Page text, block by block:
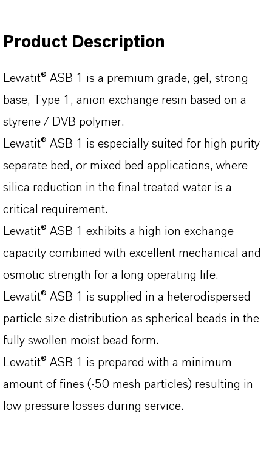
Product Description
Lewatit® ASB 1 is a premium grade, gel, strong
base, Type 1, anion exchange resin based on a
styrene / DVB polymer.
Lewatit® ASB 1 is especially suited for high purity
separate bed, or mixed bed applications, where
silica reduction in the final treated water is a
critical requirement.
Lewatit® ASB 1 exhibits a high ion exchange
capacity combined with excellent mechanical and
osmotic strength for a long operating life.
Lewatit® ASB 1 is supplied in a heterodispersed
particle size distribution as spherical beads in the
fully swollen moist bead form.
Lewatit® ASB 1 is prepared with a minimum
amount of fines (-50 mesh particles) resulting in
low pressure losses during service.